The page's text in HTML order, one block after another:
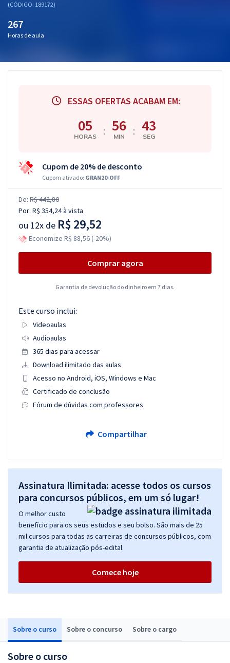
Questões grátis
(CÓDIGO: 189172)
267
Horas de aula
Sobre o curso Sobre o concurso Sobre o cargo
Sobre o curso
ESSAS OFERTAS ACABAM EM:
05
HORAS : 56
MIN : 42
SEG
Cupom de 20% de desconto
Cupom ativado: GRAN20-OFF
De: R$ 442,80
Por: R$ 354,24à vista
ou 12x de R$ 29,52
Economize R$ 88,56 (-20%)
Comprar agora
Garantia de devolução do dinheiro em 7 dias.
Este curso inclui:
Videoaulas
Audioaulas
365 dias para acessar
Download ilimitado das aulas
Acesso no Android, iOS, Windows e Mac
Certificado de conclusão
Fórum de dúvidas com professores
Compartilhar
Assinatura Ilimitada: acesse todos os cursos
para concursos públicos, em um só lugar!
O melhor custo
benefício para os seus estudos e seu bolso. São mais de 25
mil cursos para todas as carreiras de concursos públicos, com
garantia de atualização pós-edital.
Comece hoje